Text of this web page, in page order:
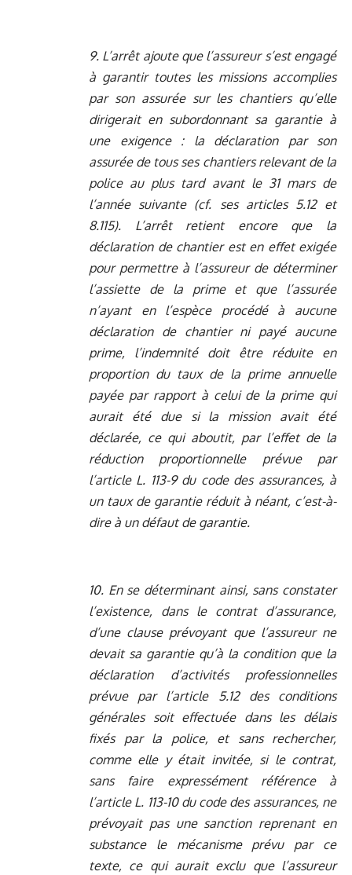
9. L’arrêt ajoute que l’assureur s’est engagé
à garantir toutes les missions accomplies
par son assurée sur les chantiers qu’elle
dirigerait en subordonnant sa garantie à
une exigence : la déclaration par son
assurée de tous ses chantiers relevant de la
police au plus tard avant le 31 mars de
l’année suivante (cf. ses articles 5.12 et
8.115). L’arrêt retient encore que la
déclaration de chantier est en effet exigée
pour permettre à l’assureur de déterminer
l’assiette de la prime et que l’assurée
n’ayant en l’espèce procédé à aucune
déclaration de chantier ni payé aucune
prime, l’indemnité doit être réduite en
proportion du taux de la prime annuelle
payée par rapport à celui de la prime qui
aurait été due si la mission avait été
déclarée, ce qui aboutit, par l’effet de la
réduction proportionnelle prévue par
l’article L. 113-9 du code des assurances, à
un taux de garantie réduit à néant, c’est-à-
dire à un défaut de garantie.
10. En se déterminant ainsi, sans constater
l’existence, dans le contrat d’assurance,
d’une clause prévoyant que l’assureur ne
devait sa garantie qu’à la condition que la
déclaration d’activités professionnelles
prévue par l’article 5.12 des conditions
générales soit effectuée dans les délais
fixés par la police, et sans rechercher,
comme elle y était invitée, si le contrat,
sans faire expressément référence à
l’article L. 113-10 du code des assurances, ne
prévoyait pas une sanction reprenant en
substance le mécanisme prévu par ce
texte, ce qui aurait exclu que l’assureur